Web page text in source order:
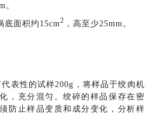
。
底面积约15cm2 ，高至少25mm。
代表性的试样200g，将样品于绞肉机
，充分混匀。绞碎的样品保存在密
防止样品变质和成分变化，分析样